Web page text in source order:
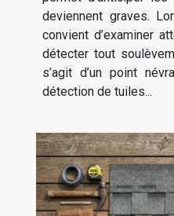
deviennent graves.
convient d’examiner
détecter tout
s’agit d’un point
détection de tuiles...